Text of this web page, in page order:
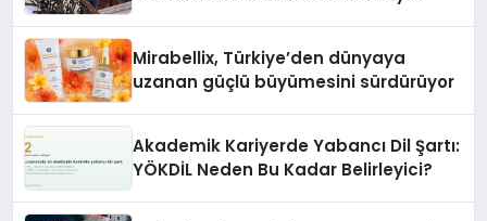
Mirabellix, Türkiye’den dünyaya
uzanan güçlü büyümesini sürdürüyor
Akademik Kariyerde Yabancı Dil Şartı:
YÖKDİL Neden Bu Kadar Belirleyici?